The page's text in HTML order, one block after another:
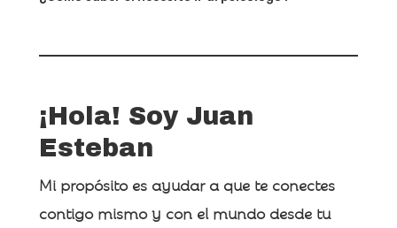
¡Hola! Soy Juan
Esteban
Mi propósito es ayudar a que te conectes
contigo mismo y con el mundo desde tu